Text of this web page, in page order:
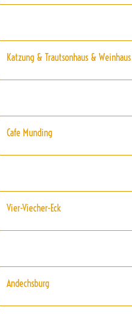
Katzung & Trautsonhaus &
Cafe Munding
Vier-Viecher-Eck
Andechsburg